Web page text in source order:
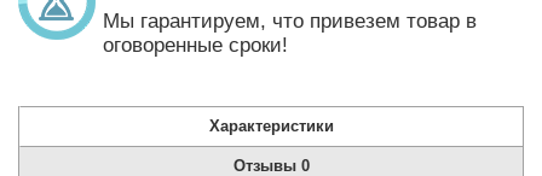
Мы гарантируем, что привезем товар в
оговоренные сроки!
Характеристики
Отзывы 0